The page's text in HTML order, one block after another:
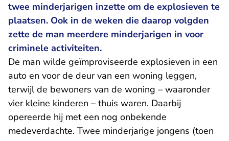
twee minderjarigen inzette om de explosieven te
plaatsen. Ook in de weken die daarop volgden
zette de man meerdere minderjarigen in voor
criminele activiteiten.
De man wilde geïmproviseerde explosieven in een
auto en voor de deur van een woning leggen,
terwijl de bewoners van de woning – waaronder
vier kleine kinderen – thuis waren. Daarbij
opereerde hij met een nog onbekende
medeverdachte. Twee minderjarige jongens (toen